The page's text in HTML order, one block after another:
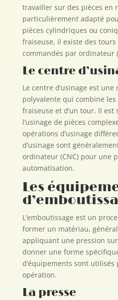
travailler sur des pièces en
particulièrement adapté
pièces cylindriques ou
fraiseuse, il existe des
commandés par ordinateur
Le centre
Le centre d’usinage est
polyvalente qui combine les
fraiseuse et d’un tour. Il
l’usinage de pièces
opérations d’usinage
d’usinage sont
ordinateur (CNC) pour une
automatisation.
Les
L’emboutissage est un
former un matériau,
appliquant une pression
donner une forme
d’équipements sont
opération.
La presse